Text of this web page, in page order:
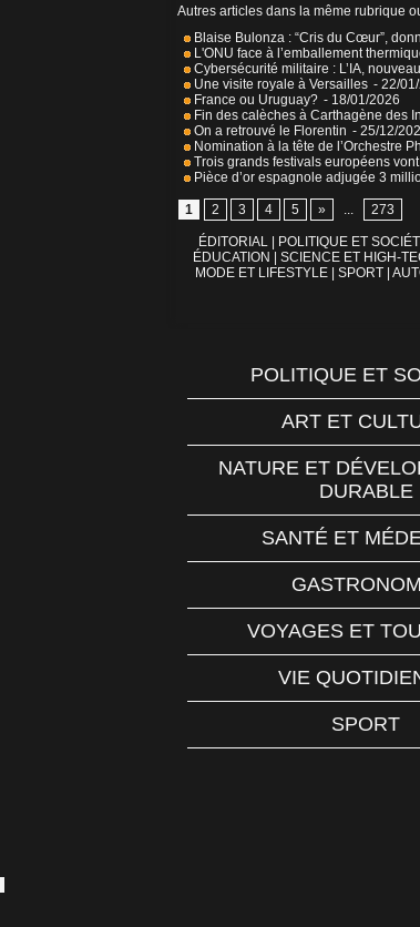
Autres articles dans la même rubrique
Blaise Bulonza : “Cris du Cœur”,
L'ONU face à l’emballement
Cybersécurité militaire : L’IA,
Une visite royale à Versailles - 22/
France ou Uruguay? - 18/01/2026
Fin des calèches à Carthagène des
On a retrouvé le Florentin - 25/12/
Nomination à la tête de l’Orchestre
Trois grands festivals européens
Pièce d’or espagnole adjugée 3
1 2 3 4 5 » ... 273
ÉDITORIAL POLITIQUE ET
ÉDUCATION
SCIENCE ET HIGH-
MODE ET LIFESTYLE
SPORT
POLITIQUE ET
ART ET
NATURE ET
DURABLE
SANTÉ ET
VOYAGES ET
VIE
SPORT